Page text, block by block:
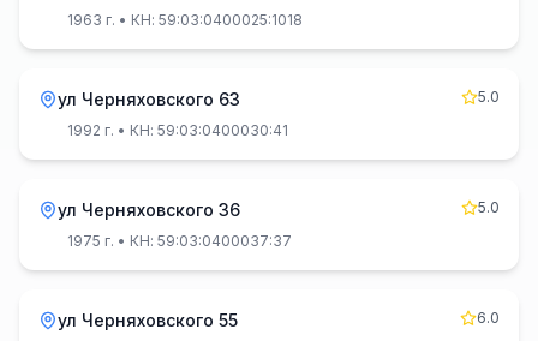
1963 г. • КН: 59:03:0400025:1018
ул Черняховского 63
5.0
1992 г. • КН: 59:03:0400030:41
ул Черняховского 36
5.0
1975 г. • КН: 59:03:0400037:37
ул Черняховского 55
6.0